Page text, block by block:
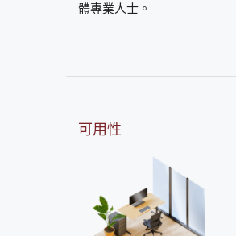
體專業人士。
可用性